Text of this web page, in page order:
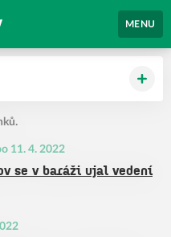
MENU
11. 4. 2022
se v baráži ujal vedení